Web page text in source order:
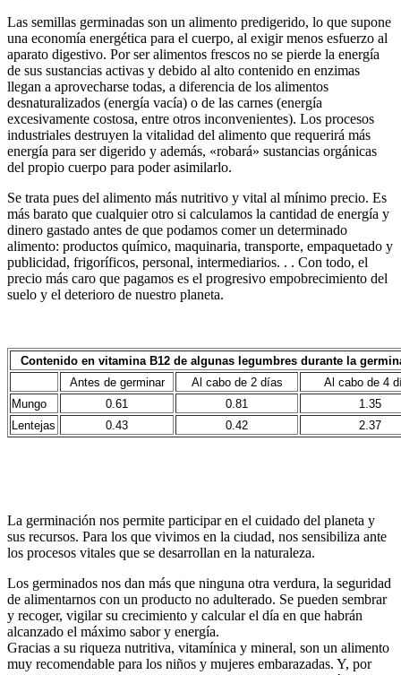
Las semillas germinadas son un alimento predigerido, lo que supone
una economía energética para el cuerpo, al exigir menos esfuerzo al
aparato digestivo. Por ser alimentos frescos no se pierde la energía
de sus sustancias activas y debido al alto contenido en enzimas
llegan a aprovecharse todas, a diferencia de los alimentos
desnaturalizados (energía vacía) o de las carnes (energía
excesivamente costosa, entre otros inconvenientes). Los procesos
industriales destruyen la vitalidad del alimento que requerirá más
energía para ser digerido y además, «robará» sustancias orgánicas
del propio cuerpo para poder asimilarlo.
Se trata pues del alimento más nutritivo y vital al mínimo precio. Es
más barato que cualquier otro si calculamos la cantidad de energía y
dinero gastado antes de que podamos comer un determinado
alimento: productos químico, maquinaria, transporte, empaquetado y
publicidad, frigoríficos, personal, intermediarios. . . Con todo, el
precio más caro que pagamos es el progresivo empobrecimiento del
suelo y el deterioro de nuestro planeta.
Contenido en vitamina B12 de algunas legumbres durante la
Antes de germinar
Al cabo de 2 días
Al cabo de 4
Mungo
0.61 0.81
1.35
Lentejas
0.43 0.42 2.37
La germinación nos permite participar en el cuidado del planeta y
sus recursos. Para los que vivimos en la ciudad, nos sensibiliza ante
los procesos vitales que se desarrollan en la naturaleza.
Los germinados nos dan más que ninguna otra verdura, la seguridad
de alimentarnos con un producto no adulterado. Se pueden sembrar
y recoger, vigilar su crecimiento y calcular el día en que habrán
alcanzado el máximo sabor y energía.
Gracias a su riqueza nutritiva, vitamínica y mineral, son un alimento
muy recomendable para los niños y mujeres embarazadas. Y, por